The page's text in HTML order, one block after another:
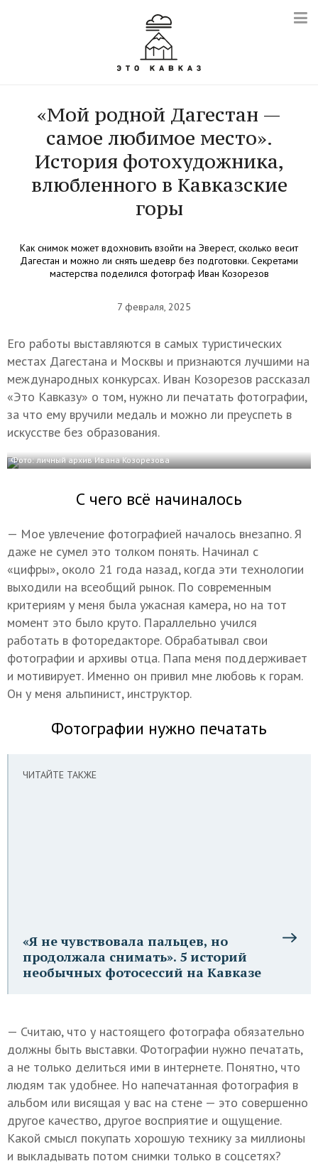
«Мой родной Дагестан —
самое любимое место».
История фотохудожника,
влюбленного в Кавказские
горы
Как снимок может вдохновить взойти на Эверест, сколько весит
Дагестан и можно ли снять шедевр без подготовки. Секретами
мастерства поделился фотограф Иван Козорезов
7 февраля, 2025
Его работы выставляются в самых туристических
местах Дагестана и Москвы и признаются лучшими на
международных конкурсах. Иван Козорезов рассказал
«Это Кавказу» о том, нужно ли печатать фотографии,
за что ему вручили медаль и можно ли преуспеть в
искусстве без образования.
Фото: личный архив Ивана Козорезова
С чего всё начиналось
— Мое увлечение фотографией началось внезапно. Я
даже не сумел это толком понять. Начинал с
«цифры», около 21 года назад, когда эти технологии
выходили на всеобщий рынок. По современным
критериям у меня была ужасная камера, но на тот
момент это было круто. Параллельно учился
работать в фоторедакторе. Обрабатывал свои
фотографии и архивы отца. Папа меня поддерживает
и мотивирует. Именно он привил мне любовь к горам.
Он у меня альпинист, инструктор.
Фотографии нужно печатать
ЧИТАЙТЕ ТАКЖЕ
«Я не чувствовала пальцев, но
продолжала снимать». 5 историй
необычных фотосессий на Кавказе
— Считаю, что у настоящего фотографа обязательно
должны быть выставки. Фотографии нужно печатать,
а не только делиться ими в интернете. Понятно, что
людям так удобнее. Но напечатанная фотография в
альбом или висящая у вас на стене — это совершенно
другое качество, другое восприятие и ощущение.
Какой смысл покупать хорошую технику за миллионы
и выкладывать потом снимки только в соцсетях?